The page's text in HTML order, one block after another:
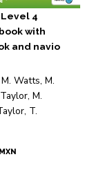
4
with
and navio
Watts, M.
M.
T.
MXN